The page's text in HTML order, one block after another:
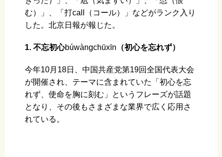
む）」、「打call（コール）」などがランク入り
した。北京日報が報じた。
1. 不忘初心búwànɡchūxīn （初心を忘れず）
今年10月18日、中国共産党第19回全国代表大会
が開催され、テーマに含まれていた「初心を忘
れず、使命を胸に刻む」というフレーズが話題
となり、その後もさまざまな業界で広く応用さ
れている。